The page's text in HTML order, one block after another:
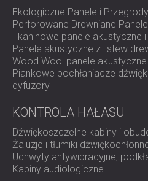
Ekologiczne Panele i
Perforowane Drewniane
Tkaninowe panele akustyczne
Panele akustyczne z listew
Wood Wool panele akustyczne
Piankowe pochłaniacze
dyfuzory
KONTROLA HAŁASU
Dźwiękoszczelne kabiny i
Żaluzje i tłumiki
Uchwyty antywibracyjne,
Kabiny audiologiczne